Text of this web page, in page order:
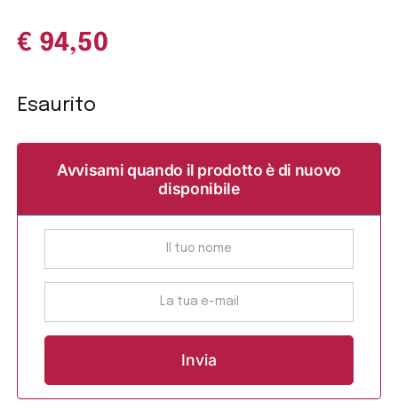
€ 94,50
Esaurito
Avvisami quando il prodotto è di nuovo
disponibile